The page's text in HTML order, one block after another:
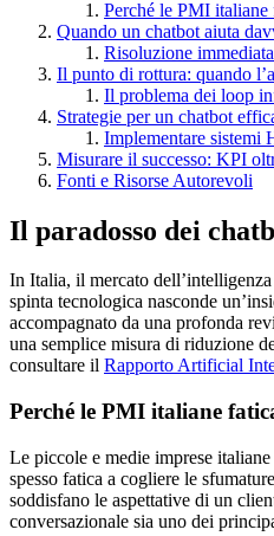
Perché le PMI italiane
Quando un chatbot aiuta
Risoluzione
Il punto di rottura: quando
Il problema dei loop
Strategie per un chatbot
Implementare
Misurare il successo: KPI
Fonti e Risorse Autorevoli
Il paradosso dei
In Italia, il mercato
spinta tecnologica nasconde
accompagnato da una profonda
una semplice misura di riduzione
consultare il Rapporto Artificial
Perché le PMI italiane
Le piccole e medie imprese
spesso fatica a cogliere le
soddisfano le aspettative di un
conversazionale sia uno dei